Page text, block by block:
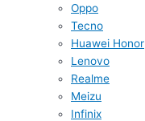
Oppo
Tecno
Huawei Honor
Lenovo
Realme
Meizu
Infinix